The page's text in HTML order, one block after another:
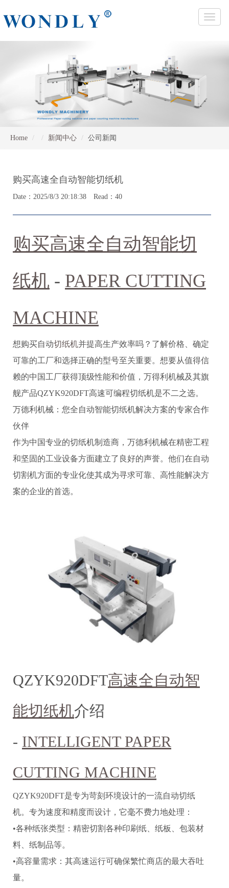
Toggle
Home 新闻中心 公司新闻
购买高速全自动智能切纸机
Date：2025/8/3 20:18:38 Read：40
购买高速全自动智能切
纸机 - PAPER CUTTING
MACHINE
想购买自动切纸机并提高生产效率吗？了解价格、确定
可靠的工厂和选择正确的型号至关重要。想要从值得信
赖的中国工厂获得顶级性能和价值，万得利机械及其旗
舰产品QZYK920DFT高速可编程切纸机是不二之选。
万德利机械：您全自动智能切纸机解决方案的专家合作
伙伴
作为中国专业的切纸机制造商，万德利机械在精密工程
和坚固的工业设备方面建立了良好的声誉。他们在自动
切割机方面的专业化使其成为寻求可靠、高性能解决方
案的企业的首选。
QZYK920DFT高速全自动智
能切纸机介绍
- INTELLIGENT PAPER
CUTTING MACHINE
QZYK920DFT是专为苛刻环境设计的一流自动切纸
机。专为速度和精度而设计，它毫不费力地处理：
•各种纸张类型：精密切割各种印刷纸、纸板、包装材
料、纸制品等。
•高容量需求：其高速运行可确保繁忙商店的最大吞吐
量。